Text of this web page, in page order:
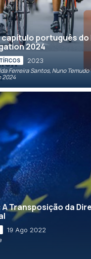
português do
2024
2023
Ferreira Santos, Nuno Temudo
2024
Transposição da
19 Ago 2022